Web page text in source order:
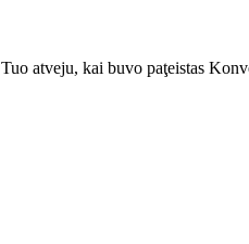
Tuo atveju, kai buvo paţeistas